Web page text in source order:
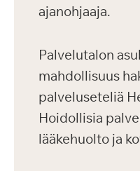
ajanohjaaja.
Palvelutalon
mahdollisuus
palveluseteliä
Hoidollisia
lääkehuolto ja